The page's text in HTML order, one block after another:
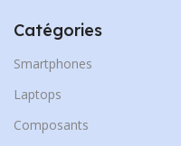
Catégories
Smartphones
Laptops
Composants